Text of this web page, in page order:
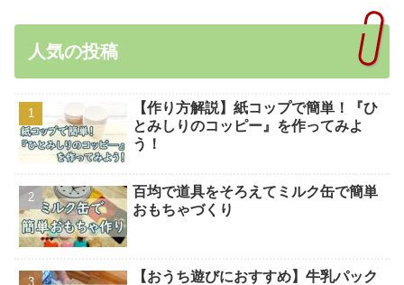
人気の投稿
【作り方解説】紙コップで簡単！『ひ
とみしりのコッピー』を作ってみよ
う！
百均で道具をそろえてミルク缶で簡単
おもちゃづくり
【おうち遊びにおすすめ】牛乳パック